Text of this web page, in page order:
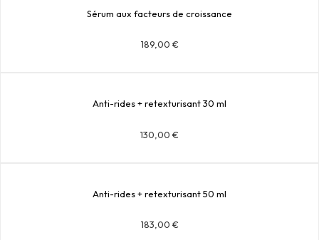
Sérum aux facteurs de croissance
189,00 €
Anti-rides + retexturisant 30 ml
130,00 €
Anti-rides + retexturisant 50 ml
183,00 €